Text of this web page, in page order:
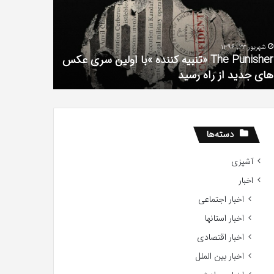
عکس
های
جدید
شهریور 23, 1396
The Punisher «تنبیه کننده »با اولین سری عکس
های جدید از راه رسید
دسته‌ها
آشپزی
اخبار
اخبار اجتماعی
اخبار استانها
اخبار اقتصادی
اخبار بین الملل